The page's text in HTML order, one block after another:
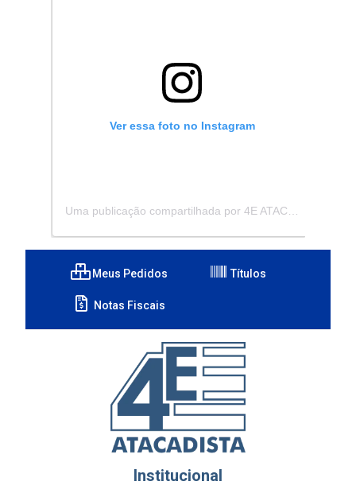
Ver essa foto no Instagram
Meus Pedidos Títulos
Notas Fiscais
Institucional